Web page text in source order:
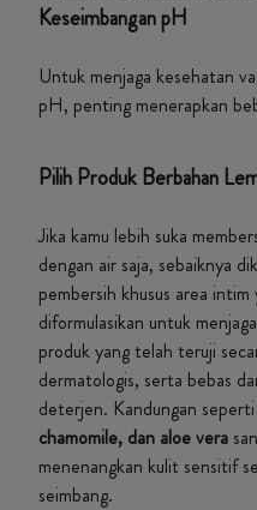
Keseimbangan pH
Untuk menjaga kesehatan
pH, penting menerapkan
Pilih Produk Berbahan
Jika kamu lebih suka
dengan air saja, sebaiknya
pembersih khusus area intim
diformulasikan untuk
produk yang telah teruji
dermatologis, serta bebas
deterjen. Kandungan seperti
chamomile, dan aloe vera
menenangkan kulit sensitif
seimbang.